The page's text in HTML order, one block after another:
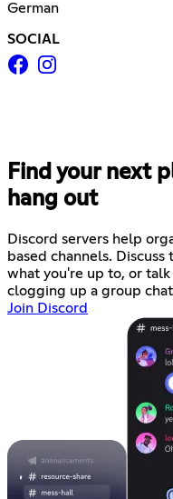
German
SOCIAL
Find your next
hang out
Discord servers help
based channels.
what you're up to, or
clogging up a group
Join Discord